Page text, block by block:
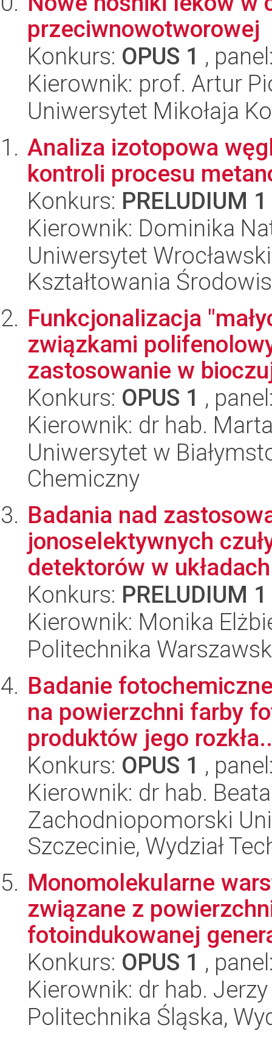
przeciwnowotworowej
Konkurs: OPUS 1 ,
Kierownik: prof. Artur
Uniwersytet Mikołaja
Analiza izotopowa
kontroli procesu
Konkurs: PRELUDIUM 1
Kierownik: Dominika
Uniwersytet
Kształtowania
Funkcjonalizacja
związkami
zastosowanie w
Konkurs: OPUS 1 ,
Kierownik: dr hab.
Uniwersytet w
Chemiczny
Badania nad
jonoselektywnych
detektorów w
Konkurs: PRELUDIUM 1
Kierownik: Monika
Politechnika
Badanie
na powierzchni farby
produktów jego
Konkurs: OPUS 1 ,
Kierownik: dr hab.
Zachodniopomorski
Szczecinie, Wydział
Monomolekularne
związane z
fotoindukowanej
Konkurs: OPUS 1 ,
Kierownik: dr hab.
Politechnika Śląska,